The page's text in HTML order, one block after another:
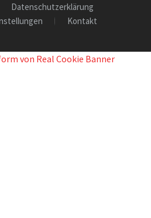
Datenschutzerklärung
Kontakt
von Real Cookie Banner